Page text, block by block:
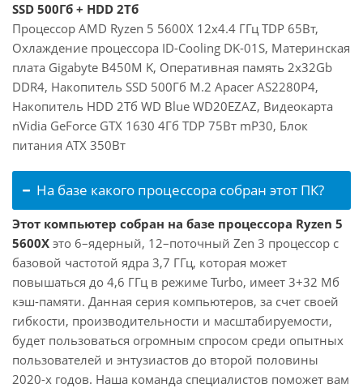
SSD 500Гб + HDD 2Тб
Процессор AMD Ryzen 5 5600X 12x4.4 ГГц TDP 65Вт,
Охлаждение процессора ID-Cooling DK-01S, Материнская
плата Gigabyte B450M K, Оперативная память 2x32Gb
DDR4, Накопитель SSD 500Гб M.2 Apacer AS2280P4,
Накопитель HDD 2Тб WD Blue WD20EZAZ, Видеокарта
nVidia GeForce GTX 1630 4Гб TDP 75Вт mP30, Блок
питания ATX 350Вт
На базе какого процессора собран этот ПК?
Этот компьютер собран на базе процессора Ryzen 5
5600X это 6–ядерный, 12–поточный Zen 3 процессор с
базовой частотой ядра 3,7 ГГц, которая может
повышаться до 4,6 ГГц в режиме Turbo, имеет 3+32 Мб
кэш-памяти. Данная серия компьютеров, за счет своей
гибкости, производительности и масштабируемости,
будет пользоваться огромным спросом среди опытных
пользователей и энтузиастов до второй половины
2020-х годов. Наша команда специалистов поможет вам